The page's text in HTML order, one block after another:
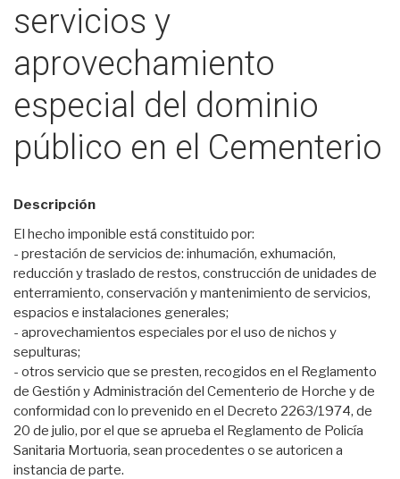
servicios y
aprovechamiento
especial del dominio
público en el Cementerio
Descripción
El hecho imponible está constituido por:
- prestación de servicios de: inhumación, exhumación,
reducción y traslado de restos, construcción de unidades de
enterramiento, conservación y mantenimiento de servicios,
espacios e instalaciones generales;
- aprovechamientos especiales por el uso de nichos y
sepulturas;
- otros servicio que se presten, recogidos en el Reglamento
de Gestión y Administración del Cementerio de Horche y de
conformidad con lo prevenido en el Decreto 2263/1974, de
20 de julio, por el que se aprueba el Reglamento de Policía
Sanitaria Mortuoria, sean procedentes o se autoricen a
instancia de parte.